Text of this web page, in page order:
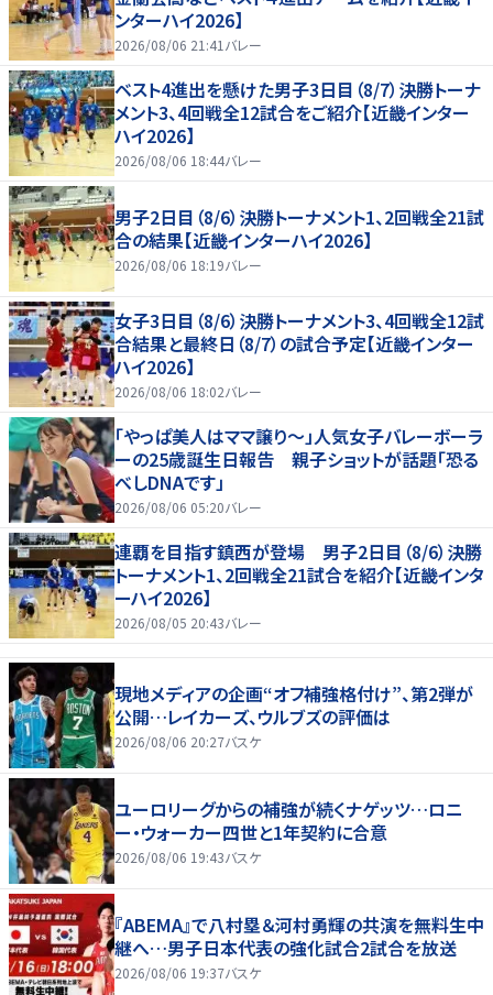
ンターハイ2026】
2026/08/06 21:41 バレー
ベスト4進出を懸けた男子3日目（8/7）決勝トーナ
メント3、4回戦全12試合をご紹介【近畿インター
ハイ2026】
2026/08/06 18:44バレー
男子2日目（8/6）決勝トーナメント1、2回戦全21試
合の結果【近畿インターハイ2026】
2026/08/06 18:19バレー
女子3日目（8/6）決勝トーナメント3、4回戦全12試
合結果と最終日（8/7）の試合予定【近畿インター
ハイ2026】
2026/08/06 18:02バレー
「やっぱ美人はママ譲り～」人気女子バレーボーラ
ーの25歳誕生日報告 親子ショットが話題「恐る
べしDNAです」
2026/08/06 05:20バレー
連覇を目指す鎮西が登場 男子2日目（8/6）決勝
トーナメント1、2回戦全21試合を紹介【近畿インタ
ーハイ2026】
2026/08/05 20:43バレー
現地メディアの企画“オフ補強格付け”、第2弾が
公開…レイカーズ、ウルブズの評価は
2026/08/06 20:27バスケ
ユーロリーグからの補強が続くナゲッツ…ロニ
ー・ウォーカー四世と1年契約に合意
2026/08/06 19:43バスケ
『ABEMA』で八村塁＆河村勇輝の共演を無料生中
継へ…男子日本代表の強化試合2試合を放送
2026/08/06 19:37バスケ